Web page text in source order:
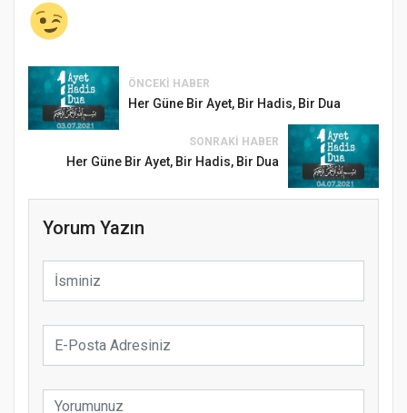
ÖNCEKI HABER
Her Güne Bir Ayet, Bir Hadis, Bir Dua
SONRAKI HABER
Her Güne Bir Ayet, Bir Hadis, Bir Dua
Yorum Yazın
Samsun Atakum’da Ayasofya Camii
Etkinliği
Türkiye’de insanlar dinle bağlarını